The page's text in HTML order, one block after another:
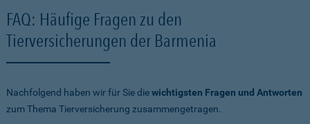
FAQ: Häufige Fragen zu den
Tierversicherungen der Barmenia
Nachfolgend haben wir für Sie diewichtigsten Fragen und Antworten
zum Thema Tierversicherung zusammengetragen.